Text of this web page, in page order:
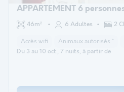
APPARTEMENT 6
46m² 6 Adultes 2
Accès wifi Animaux autorisés *
Du 3 au 10 oct., 7 nuits, à partir de